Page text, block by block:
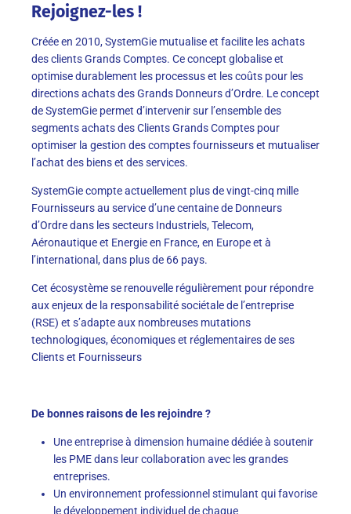
Rejoignez-les !
Créée en 2010, SystemGie mutualise et facilite les achats
des clients Grands Comptes. Ce concept globalise et
optimise durablement les processus et les coûts pour les
directions achats des Grands Donneurs d’Ordre. Le concept
de SystemGie permet d’intervenir sur l’ensemble des
segments achats des Clients Grands Comptes pour
optimiser la gestion des comptes fournisseurs et mutualiser
l’achat des biens et des services.
SystemGie compte actuellement plus de vingt-cinq mille
Fournisseurs au service d’une centaine de Donneurs
d’Ordre dans les secteurs Industriels, Telecom,
Aéronautique et Energie en France, en Europe et à
l’international, dans plus de 66 pays.
Cet écosystème se renouvelle régulièrement pour répondre
aux enjeux de la responsabilité sociétale de l’entreprise
(RSE) et s’adapte aux nombreuses mutations
technologiques, économiques et réglementaires de ses
Clients et Fournisseurs
De bonnes raisons de les rejoindre ?
Une entreprise à dimension humaine dédiée à soutenir
les PME dans leur collaboration avec les grandes
entreprises.
Un environnement professionnel stimulant qui favorise
le développement individuel de chaque